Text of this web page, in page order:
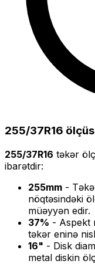
255/37R16
255/37R16 təkər
ibarətdir:
255mm -
nöqtəsindəki
müəyyən edir.
37% - Aspekt
təkər eninə
16" - Disk
metal diskin